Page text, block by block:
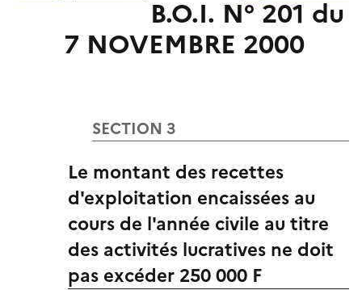
B.O.I. N° 201 du
7 NOVEMBRE 2000
SECTION 3
Le montant des recettes
d'exploitation encaissées au
cours de l'année civile au titre
des activités lucratives ne doit
pas excéder 250 000 F